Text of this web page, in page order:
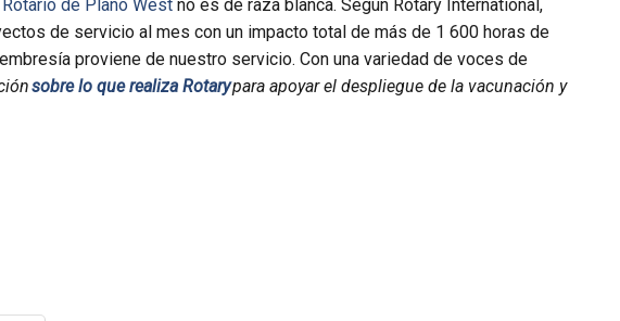
de Plano West no es de raza blanca. Según Rotary International,
de servicio al mes con un impacto total de más de 1 600 horas de
proviene de nuestro servicio. Con una variedad de voces de
sobre lo que realiza Rotarypara apoyar el despliegue de la vacunación y